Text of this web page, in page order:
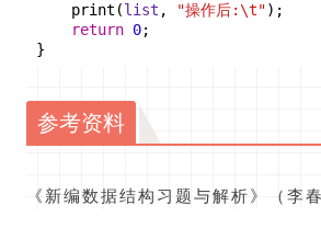
print(list , "操作后:\t");
return 0;
}
参考资料
《新编数据结构习题与解析》（李